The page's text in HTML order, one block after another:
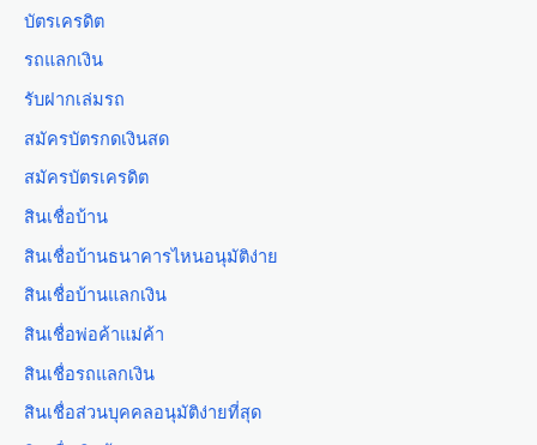
บัตรเครดิต
รถแลกเงิน
รับฝากเล่มรถ
สมัครบัตรกดเงินสด
สมัครบัตรเครดิต
สินเชื่อบ้าน
สินเชื่อบ้านธนาคารไหนอนุมัติง่าย
สินเชื่อบ้านแลกเงิน
สินเชื่อพ่อค้าแม่ค้า
สินเชื่อรถแลกเงิน
สินเชื่อส่วนบุคคลอนุมัติง่ายที่สุด